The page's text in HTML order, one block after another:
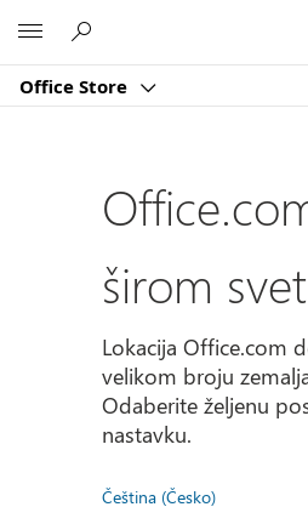
Office Store
širom
Lokacija Office.com
velikom broju
Odaberite željenu
nastavku.
Čeština (Česko)